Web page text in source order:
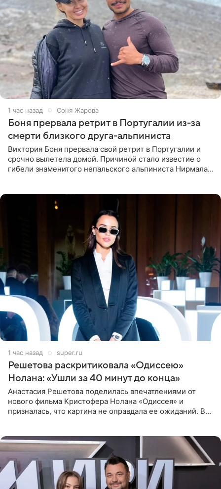
1 час назад Соня Жарова
Боня прервала ретрит в Португалии из-за
смерти близкого друга-альпиниста
Виктория Боня прервала свой ретрит в Португалии и
срочно вылетела домой. Причиной стало известие о
гибели знаменитого непальского альпиниста Нирмала
1 час назад super.ru
Решетова раскритиковала «Одиссею»
Нолана: «Ушли за 40 минут до конца»
Анастасия Решетова поделилась впечатлениями от
нового фильма Кристофера Нолана «Одиссея» и
призналась, что картина не оправдала ее ожиданий. В